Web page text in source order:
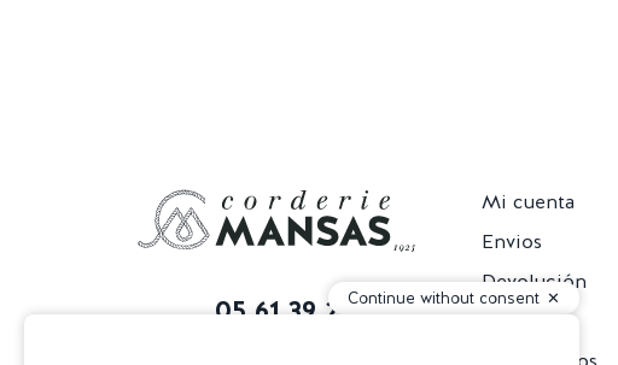
05 61 39 29 60
Mi cuenta
Envios
Devolución
Continue without consent